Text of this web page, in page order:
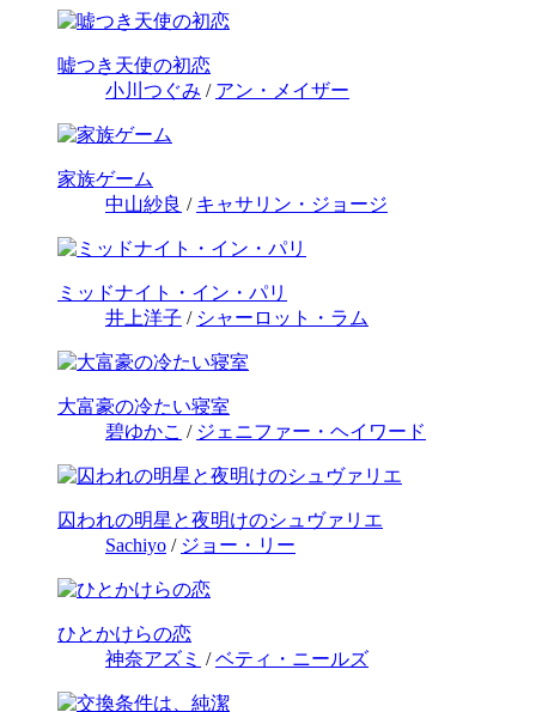
嘘つき天使の初恋
小川つぐみ / アン・メイザー
家族ゲーム
中山紗良 / キャサリン・ジョージ
ミッドナイト・イン・パリ
井上洋子 / シャーロット・ラム
大富豪の冷たい寝室
碧ゆかこ / ジェニファー・ヘイワード
囚われの明星と夜明けのシュヴァリエ
Sachiyo / ジョー・リー
ひとかけらの恋
神奈アズミ /ベティ・ニールズ